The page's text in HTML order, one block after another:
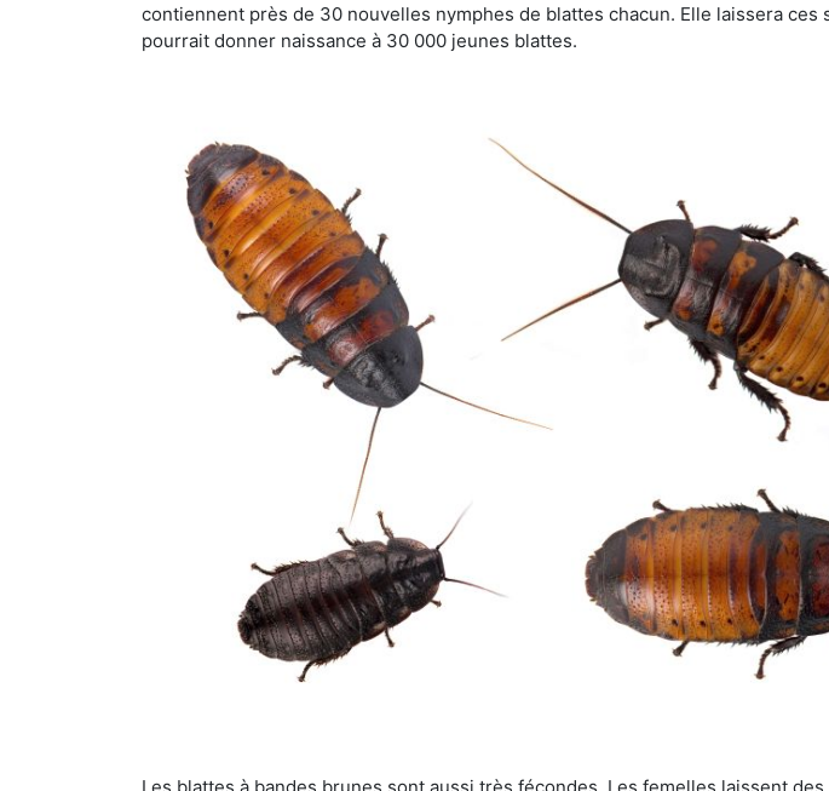
contiennent près de 30 nouvelles nymphes de blattes chacun. Elle laissera
pourrait donner naissance à 30 000 jeunes blattes.